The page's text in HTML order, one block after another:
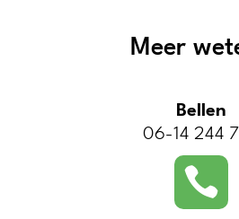
Meer
Bellen
06-14 244
